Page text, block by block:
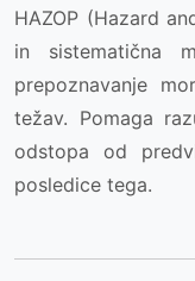
HAZOP (Hazard
in sistematična
prepoznavanje
težav. Pomaga
odstopa od
posledice tega.